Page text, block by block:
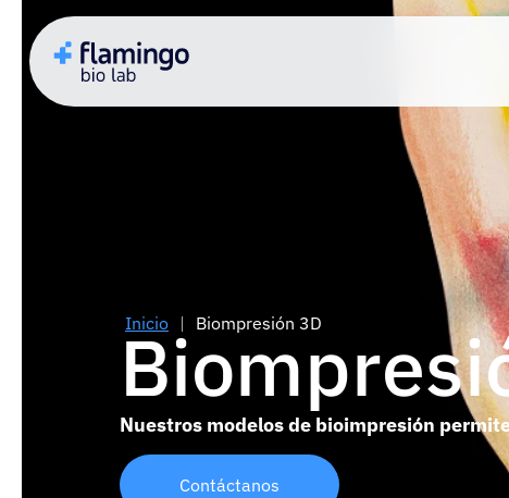
Inicio | Biompresión 3D
Nuestros modelos de bioimpresión
Contáctanos